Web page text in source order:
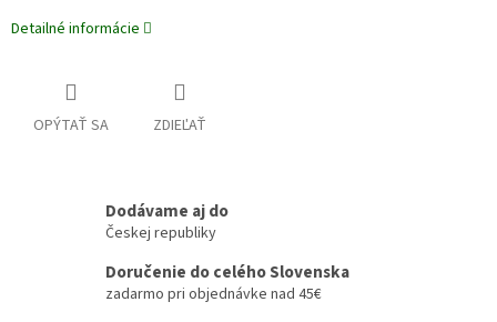
Detailné informácie
OPÝTAŤ SA ZDIEĽAŤ
Dodávame aj do
Českej republiky
Doručenie do celého Slovenska
zadarmo pri objednávke nad 45€